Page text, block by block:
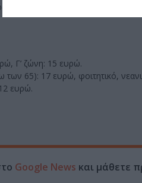
από 17 & 24/1)
Γ’ ζώνη: 15 ευρώ.
των 65): 17 ευρώ, φοιτητικό,
ευρώ.
Google News και μάθετε